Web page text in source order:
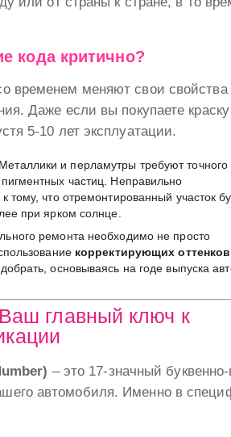
кода критично?
временем меняют свои
Даже если вы покупаете
5-10 лет эксплуатации.
Металлики и перламутры требуют точного
частиц. Неправильно
тому, что отремонтированный участок
при ярком солнце.
ремонта необходимо не просто
корректирующих оттенков
основываясь на годе выпуска
главный ключ к
– это 17-значный
автомобиля. Именно в